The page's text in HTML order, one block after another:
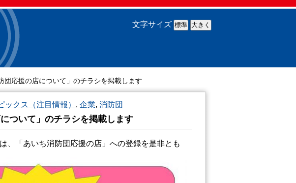
文字サイズ
団応援の店について」のチラシを掲載します
ックス（注目情報） , 企業, 消防団
ついて」のチラシを掲載します
、「あいち消防団応援の店」への登録を是非とも